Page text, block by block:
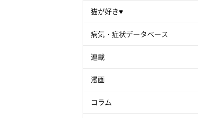
猫が好き♥
病気・症状データベース
連載
漫画
コラム